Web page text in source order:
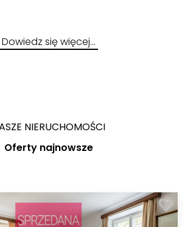
Dowiedz się więcej…
NIERUCHOMOŚCI
Oferty najnowsze